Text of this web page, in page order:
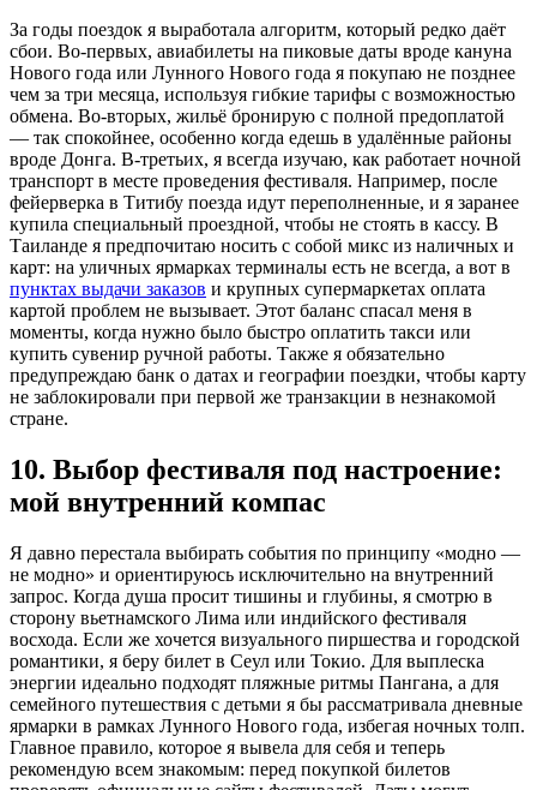
За годы поездок я выработала алгоритм, который редко даёт
сбои. Во-первых, авиабилеты на пиковые даты вроде кануна
Нового года или Лунного Нового года я покупаю не позднее
чем за три месяца, используя гибкие тарифы с возможностью
обмена. Во-вторых, жильё бронирую с полной предоплатой
— так спокойнее, особенно когда едешь в удалённые районы
вроде Донга. В-третьих, я всегда изучаю, как работает ночной
транспорт в месте проведения фестиваля. Например, после
фейерверка в Титибу поезда идут переполненные, и я заранее
купила специальный проездной, чтобы не стоять в кассу. В
Таиланде я предпочитаю носить с собой микс из наличных и
карт: на уличных ярмарках терминалы есть не всегда, а вот в
пунктах выдачи заказов и крупных супермаркетах оплата
картой проблем не вызывает. Этот баланс спасал меня в
моменты, когда нужно было быстро оплатить такси или
купить сувенир ручной работы. Также я обязательно
предупреждаю банк о датах и географии поездки, чтобы карту
не заблокировали при первой же транзакции в незнакомой
стране.
10. Выбор фестиваля под настроение:
мой внутренний компас
Я давно перестала выбирать события по принципу «модно —
не модно» и ориентируюсь исключительно на внутренний
запрос. Когда душа просит тишины и глубины, я смотрю в
сторону вьетнамского Лима или индийского фестиваля
восхода. Если же хочется визуального пиршества и городской
романтики, я беру билет в Сеул или Токио. Для выплеска
энергии идеально подходят пляжные ритмы Пангана, а для
семейного путешествия с детьми я бы рассматривала дневные
ярмарки в рамках Лунного Нового года, избегая ночных толп.
Главное правило, которое я вывела для себя и теперь
рекомендую всем знакомым: перед покупкой билетов